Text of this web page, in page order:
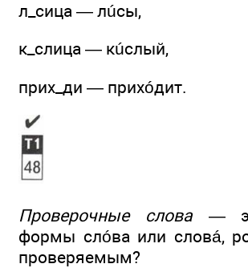
л_сица — лúсы,
к_слица — кúслый,
прих_ди — прихóдит.
Проверочные слова—
формы слóва или словá,
проверяемым?